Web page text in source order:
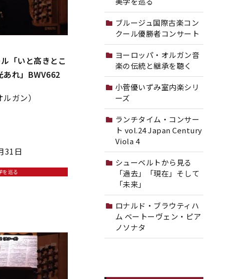
「いと高きとこ
あれ」BWV662
ガン）
31日
を巡る
ブルージュ国際古楽コン
クール優勝者コンサート
ヨーロッパ・オルガン音
楽の伝統と継承を聴く
小菅優いずみ室内楽シリ
ーズ
ランチタイム・コンサー
ト vol.24 Japan Century
Viola 4
シューベルトから見る
「過去」「現在」そして
「未来」
ロナルド・ブラウティハ
ム ベートーヴェン・ピア
ノソナタ